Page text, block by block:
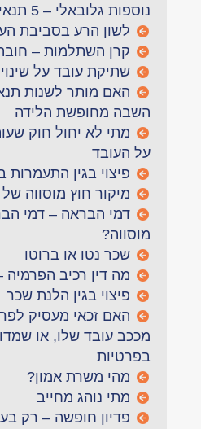
נוספות גלובאלי – 5 תנאים
לשון הרע בסביבת
קרן השתלמות –
שתיקת עובד על
האם מותר לשנות
השבה מחופשת הלידה
מתי לא יחול חוק
על העובד
פיצוי בגין התעמרות
מיקור חוץ מוסווה
דמי הבראה – דמי
מוסווה?
שכר נטו או ברוטו
מה דין רכיב הפרמיה
פיצוי בגין הלנת שכר
האם זכאי מעסיק
מככב עובד שלו, או
בפרטיות
מהי משרת אמון?
מתי נוהג מחייב
פדיון חופשה – רק